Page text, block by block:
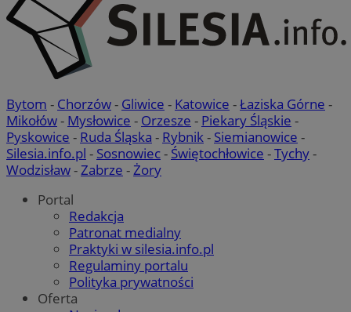
Bytom - Chorzów- Gliwice - Katowice -Łaziska Górne -
Mikołów- Mysłowice - Orzesze - Piekary Śląskie -
Pyskowice - Ruda Śląska - Rybnik- Siemianowice -
Silesia.info.pl - Sosnowiec- Świętochłowice -Tychy-
Wodzisław-Zabrze -Żory
Portal
Redakcja
Patronat medialny
Praktyki w silesia.info.pl
Regulaminy portalu
Polityka prywatności
Oferta